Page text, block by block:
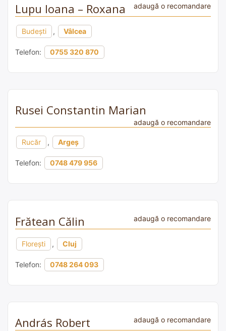
Lupu Ioana – Roxana adaugă o recomandare
Budești , Vâlcea
Telefon: 0755 320 870
Rusei Constantin Marian
adaugă o recomandare
Rucăr , Argeș
Telefon: 0748 479 956
Frătean Călin adaugă o recomandare
Florești , Cluj
Telefon: 0748 264 093
András Robert adaugă o recomandare